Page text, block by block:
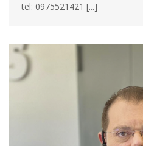
tel: 0975521421 [...]